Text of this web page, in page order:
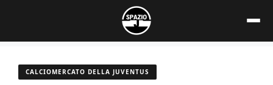
contenuto
CALCIOMERCATO DELLA JUVENTUS